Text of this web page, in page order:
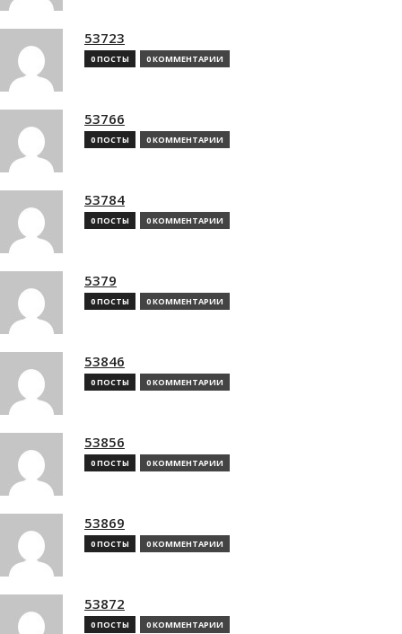
53723
0 ПОСТЫ 0 КОММЕНТАРИИ
53766
0 ПОСТЫ 0 КОММЕНТАРИИ
53784
0 ПОСТЫ 0 КОММЕНТАРИИ
5379
0 ПОСТЫ 0 КОММЕНТАРИИ
53846
0 ПОСТЫ 0 КОММЕНТАРИИ
53856
0 ПОСТЫ 0 КОММЕНТАРИИ
53869
0 ПОСТЫ 0 КОММЕНТАРИИ
53872
0 ПОСТЫ 0 КОММЕНТАРИИ